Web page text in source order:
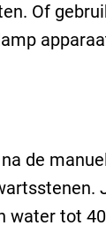
Of
de
water tot